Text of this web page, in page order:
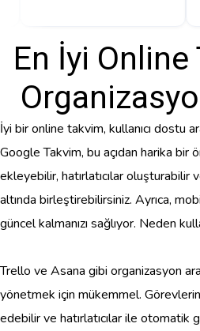
En İyi
İyi bir online takvim, kullanıcı dostu
Google Takvim, bu açıdan harika bir
ekleyebilir, hatırlatıcılar oluşturabilir
altında birleştirebilirsiniz. Ayrıca,
güncel kalmanızı sağlıyor. Neden
Trello ve Asana gibi organizasyon
yönetmek için mükemmel.
edebilir ve hatırlatıcılar ile otomatik